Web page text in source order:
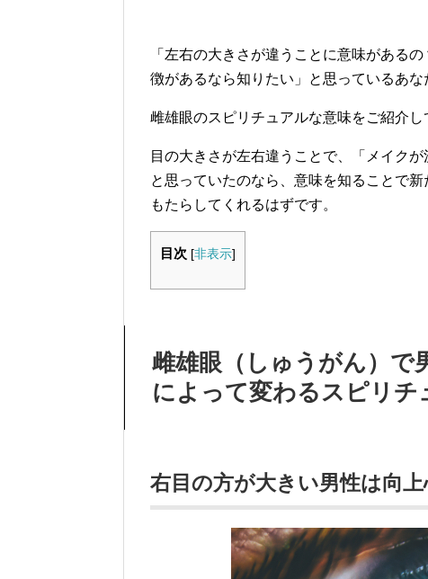
「左右の大きさが違うことに意味がある
徴があるなら知りたい」と思っているあな
雌雄眼のスピリチュアルな意味をご紹介し
目の大きさが左右違うことで、「メイク
と思っていたのなら、意味を知ることで
もたらしてくれるはずです。
目次 [非表示]
雌雄眼（しゅうがん）で
によって変わるスピリチ
右目の方が大きい男性は向